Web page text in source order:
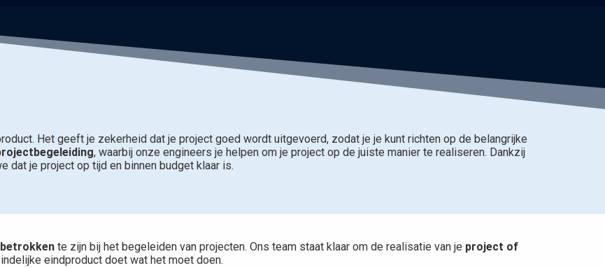
Het geeft je zekerheid dat je project goed wordt uitgevoerd, zodat je je kunt richten op de belangrijke
, waarbij onze engineers je helpen om je project op de juiste manier te realiseren. Dankzij
dat je project op tijd en binnen budget klaar is.
te zijn bij het begeleiden van projecten. Ons team staat klaar om de realisatie van je project of
eindproduct doet wat het moet doen.